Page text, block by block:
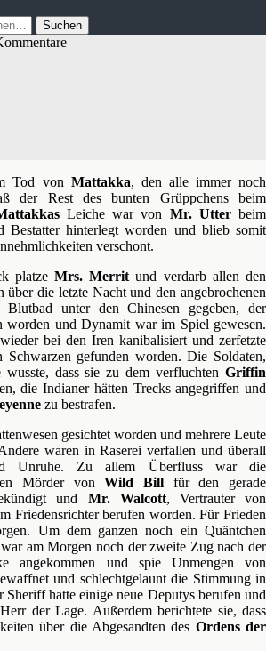
Tod von Mattakka, den alle immer noch
der Rest des bunten Grüppchens beim
Leiche war von Mr. Utterbeim
Bestatter hinterlegt worden und blieb somit
verschont.
platze Mrs. Merrit und verdarb allen den
die letzte Nacht und den angebrochenen
unter den Chinesen gegeben, der
worden und Dynamit war im Spiel gewesen.
bei den Iren kanibalisiert und zerfetzte
gefunden worden. Die Soldaten,
dass sie zu dem verfluchten Griffin
die Indianer hätten Trecks angegriffen und
zu bestrafen.
gesichtet worden und mehrere Leute
waren in Raserei verfallen und überall
Unruhe. Zu allem Überfluss war die
Mörder vonWild Bill für den gerade
und Mr. Walcott, Vertrauter von
Friedensrichter berufen worden. Für Frieden
Um dem ganzen noch ein Quäntchen
am Morgen noch der zweite Zug nach der
angekommen und spie Unmengen von
und schlechtgelaunt die Stimmung in
Sheriff hatte einige neue Deputys berufen und
der Lage. Außerdem berichtete sie, dass
über die Abgesandten des Ordens der